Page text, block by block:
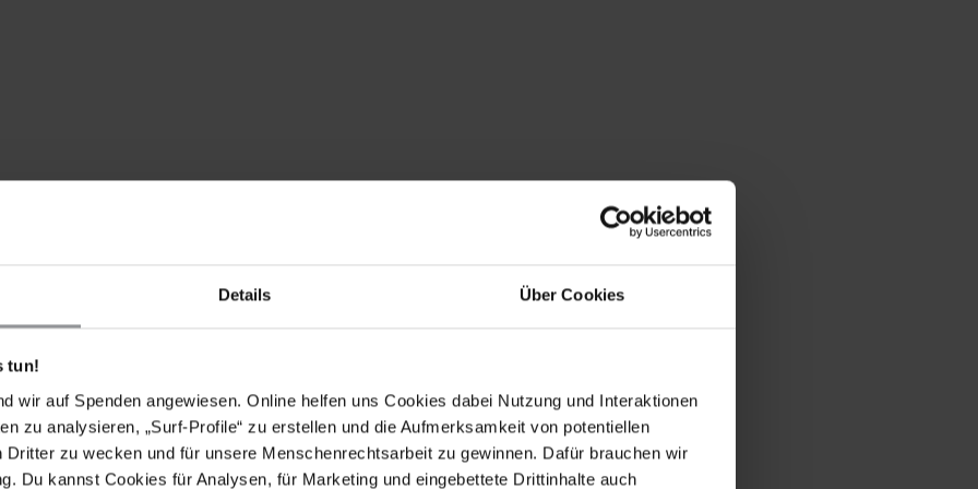
Details Über Cookies
tun!
wir auf Spenden angewiesen. Online helfen uns Cookies dabei Nutzung und Interaktionen
zu analysieren, „Surf-Profile“ zu erstellen und die Aufmerksamkeit von potentiellen
Dritter zu wecken und für unsere Menschenrechtsarbeit zu gewinnen. Dafür brauchen wir
Du kannst Cookies für Analysen, für Marketing und eingebettete Drittinhalte auch
an Aktualität verlieren können, bitten wir Sie, nach
wurde in den frühen Morgenstunden des 3.
im besetzten Ostjerusalem von israelischen
in dem sich insgesamt drei Wohnungen